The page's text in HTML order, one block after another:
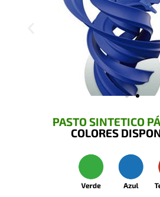
PASTO SINTETICO
COLORES